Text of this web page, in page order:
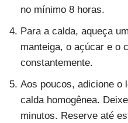
no mínimo 8 horas.
Para a calda, aqueça
manteiga, o açúcar e o
constantemente.
Aos poucos, adicione o
calda homogênea.
minutos. Reserve até